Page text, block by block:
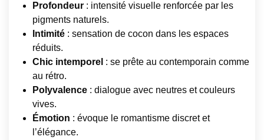
Profondeur : intensité visuelle renforcée par les
pigments naturels.
Intimité : sensation de cocon dans les espaces
réduits.
Chic intemporel : se prête au contemporain comme
au rétro.
Polyvalence : dialogue avec neutres et couleurs
vives.
Émotion : évoque le romantisme discret et
l’élégance.